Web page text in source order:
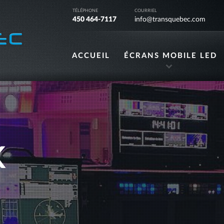
TÉLÉPHONE
450 464-7117
COURRIEL
info@transquebec.com
ACCUEIL ÉCRANS MOBILE LED